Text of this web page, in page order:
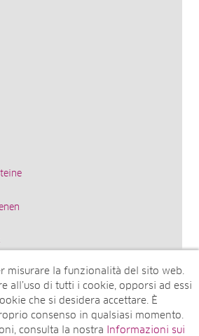
preciosas
misurare la funzionalità del sito web.
all’uso di tutti i cookie, opporsi ad essi
che si desidera accettare. È
consenso in qualsiasi momento.
consulta la nostra
Informazioni sui